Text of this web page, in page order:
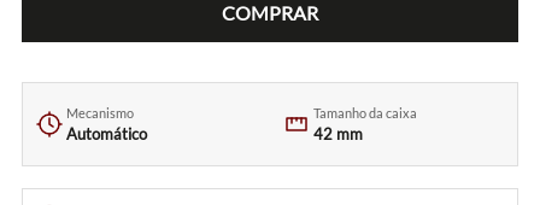
COMPRAR
Mecanismo
Automático
Tamanho da caixa
42 mm